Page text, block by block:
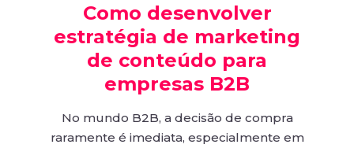
Como desenvolver
estratégia de marketing
de conteúdo para
empresas B2B
No mundo B2B, a decisão de compra
raramente é imediata, especialmente em